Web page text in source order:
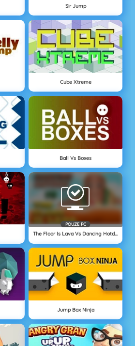
Sir Jump
Cube Xtreme
Ball Vs Boxes
POUZE PC
The Floor Is Lava Vs Dancing Hotdog
Jump Box Ninja